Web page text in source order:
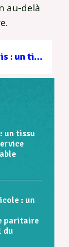
au-delà
Filière forêt-bois : un tissu d’entreprises au service d’une gestion durable
un tissu
: un
paritaire
du